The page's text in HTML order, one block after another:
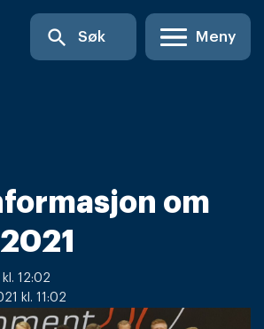
search Søk Meny
om
12:02
kl. 11:02